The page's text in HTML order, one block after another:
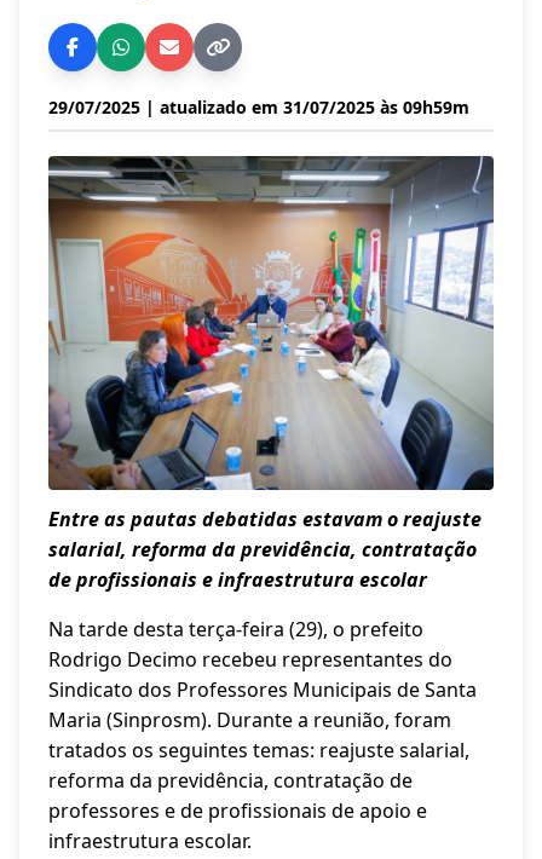
29/07/2025 | atualizado em 31/07/2025 às 09h59m
Entre as pautas debatidas estavam o reajuste
salarial, reforma da previdência, contratação
de profissionais e infraestrutura escolar
Na tarde desta terça-feira (29), o prefeito
Rodrigo Decimo recebeu representantes do
Sindicato dos Professores Municipais de Santa
Maria (Sinprosm). Durante a reunião, foram
tratados os seguintes temas: reajuste salarial,
reforma da previdência, contratação de
professores e de profissionais de apoio e
infraestrutura escolar.